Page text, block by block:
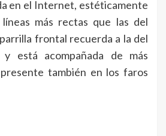
en el Internet, estéticamente
más rectas que las del
frontal recuerda a la del
está acompañada de más
también en los faros